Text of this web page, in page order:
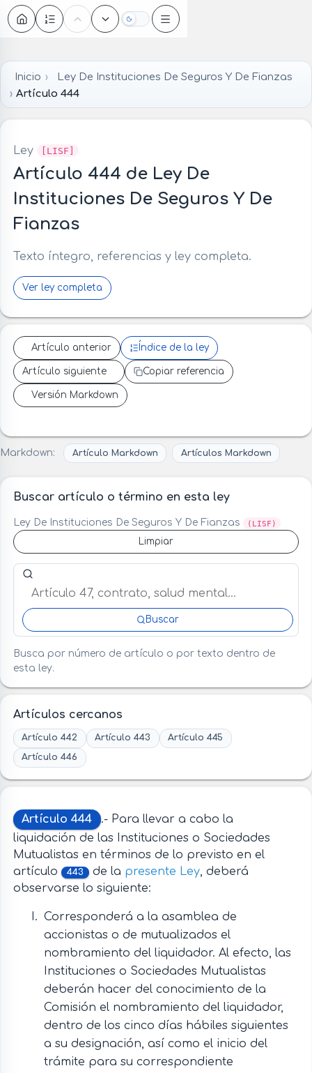
Oscuro
Inicio
Ley De Instituciones De Seguros Y De Fianzas
Artículo 444
Ley [LISF]
Artículo 444 de Ley De
Instituciones De Seguros Y De
Fianzas
Texto íntegro, referencias y ley completa.
Ver ley completa
Artículo anterior Índice de la ley
Artículo siguiente Copiar referencia
Versión Markdown
Markdown: Artículo Markdown Artículos Markdown
Buscar artículo o término en esta ley
Ley De Instituciones De Seguros Y De Fianzas (LISF)
Limpiar
Buscar artículo o término en esta ley
Buscar
Busca por número de artículo o por texto dentro de
esta ley.
Artículos cercanos
Artículo 442 Artículo 443
Artículo 445
Artículo 446
Artículo 444
.- Para llevar a cabo la
liquidación de las Instituciones o Sociedades
Mutualistas en términos de lo previsto en el
artículo
443 de la presente Ley, deberá
observarse lo siguiente:
Corresponderá a la asamblea de
accionistas o de mutualizados el
nombramiento del liquidador. Al efecto, las
Instituciones o Sociedades Mutualistas
deberán hacer del conocimiento de la
Comisión el nombramiento del liquidador,
dentro de los cinco días hábiles siguientes
a su designación, así como el inicio del
trámite para su correspondiente